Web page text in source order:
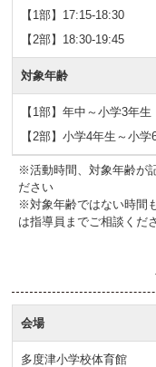
【1部】17:15-18:30
【2部】18:30-19:45
対象年齢
【1部】年中～小学3年生
【2部】小学4年生～小学
※活動時間、対象年齢が
ださい
※対象年齢ではない時間
は指導員までご相談くだ
会場
多度津小学校体育館